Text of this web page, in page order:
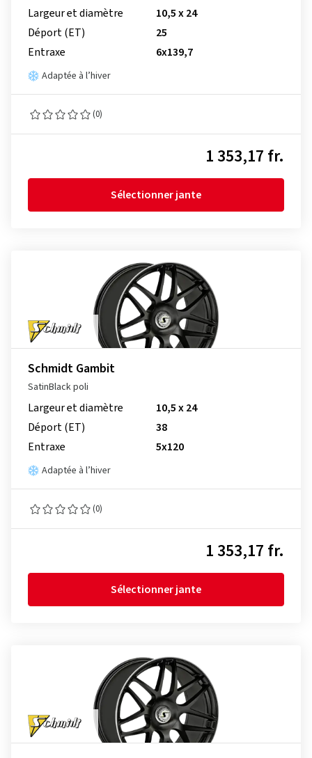
Largeur et diamètre
10,5 x 24
Déport (ET)
25
Entraxe
6x139,7
Adaptée à l’hiver
(0)
1 353,17 fr.
Sélectionner jante
Schmidt Gambit
SatinBlack poli
Largeur et diamètre
10,5 x 24
Déport (ET)
38
Entraxe
5x120
Adaptée à l’hiver
(0)
1 353,17 fr.
Sélectionner jante